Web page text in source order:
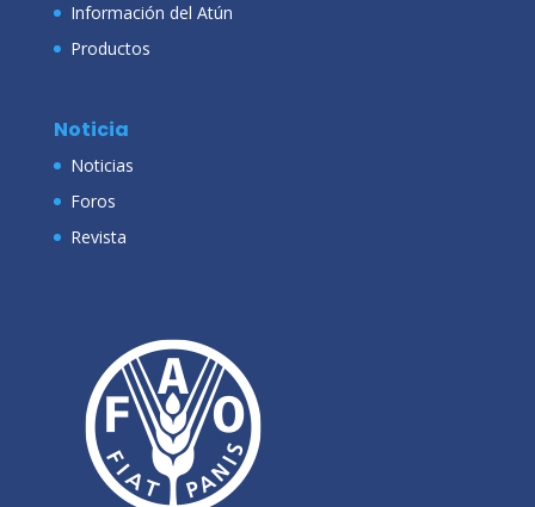
Información del Atún
Productos
Noticia
Noticias
Foros
Revista